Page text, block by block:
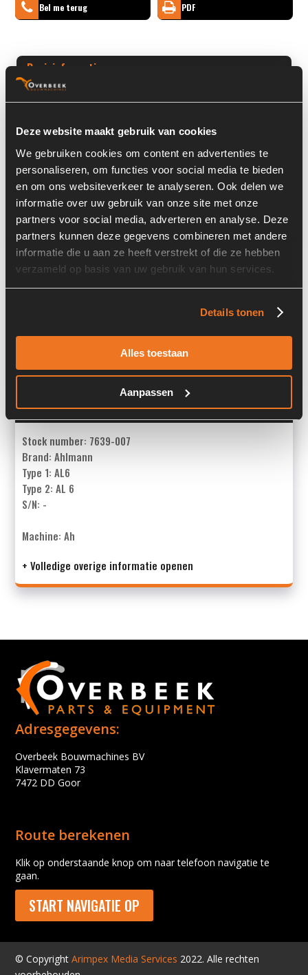
Deze website maakt gebruik van cookies
We gebruiken cookies om content en advertenties te
personaliseren, om functies voor social media te bieden
en om ons websiteverkeer te analyseren. Ook delen we
informatie over uw gebruik van onze site met onze
partners voor social media, adverteren en analyse. Deze
partners kunnen deze gegevens combineren met andere
informatie die u aan ze heeft verstrekt of die ze hebben
verzameld op basis van uw gebruik van hun services.
Details tonen
Alles toestaan
Aanpassen
Bel me terug PDF
Basisinformatie
Voorraad nummer:
7639-007
Machine:
Ahlmann
Machine Type:
AL6
Onderdeel Merk:
Ahlmann
Onderdeel Type:
AL6
Informatie
Overige informatie
Stock number: 7639-007
Brand: Ahlmann
Type 1: AL6
Type 2: AL 6
S/N: -
Machine: Ah
+ Volledige overige informatie openen
Adresgegevens:
Overbeek Bouwmachines BV
Klavermaten 73
7472 DD Goor
Route berekenen
Klik op onderstaande knop om naar telefoon navigatie te
gaan.
START NAVIGATIE OP
© CopyrightArimpex Media Services 2022. Alle rechten